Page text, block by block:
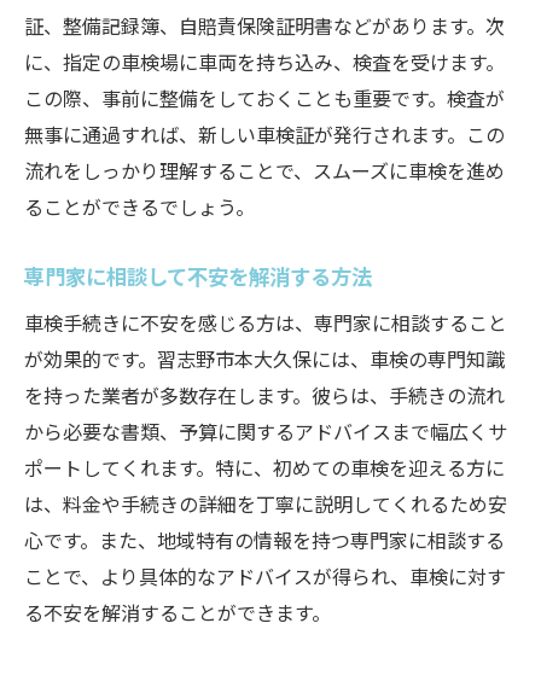
証、整備記録簿、自賠責保険証明書などがあります。次
に、指定の車検場に車両を持ち込み、検査を受けます。
この際、事前に整備をしておくことも重要です。検査が
無事に通過すれば、新しい車検証が発行されます。この
流れをしっかり理解することで、スムーズに車検を進め
ることができるでしょう。
専門家に相談して不安を解消する方法
車検手続きに不安を感じる方は、専門家に相談すること
が効果的です。習志野市本大久保には、車検の専門知識
を持った業者が多数存在します。彼らは、手続きの流れ
から必要な書類、予算に関するアドバイスまで幅広くサ
ポートしてくれます。特に、初めての車検を迎える方に
は、料金や手続きの詳細を丁寧に説明してくれるため安
心です。また、地域特有の情報を持つ専門家に相談する
ことで、より具体的なアドバイスが得られ、車検に対す
る不安を解消することができます。